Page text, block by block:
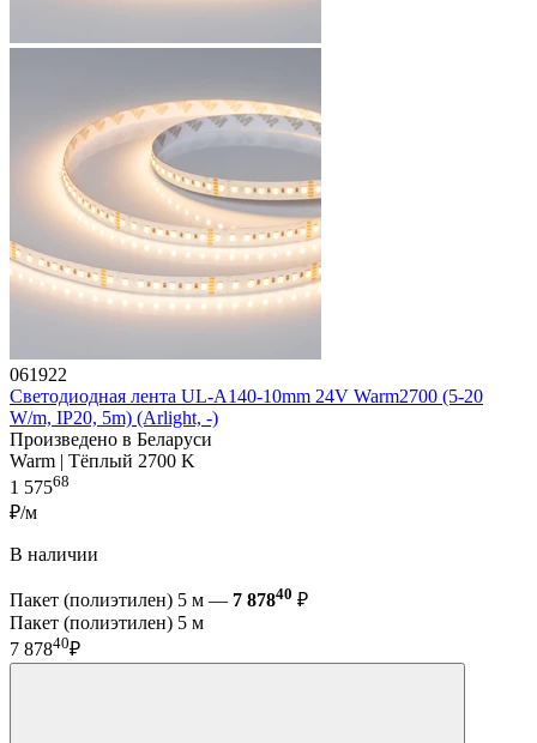
061922
Светодиодная лента UL-A140-10mm 24V Warm2700 (5-20
W/m, IP20, 5m) (Arlight, -)
Произведено в Беларуси
Warm | Тёплый 2700 K
1 57568
₽/м
В наличии
Пакет (полиэтилен) 5 м — 7 87840 ₽
Пакет (полиэтилен) 5 м
7 87840₽